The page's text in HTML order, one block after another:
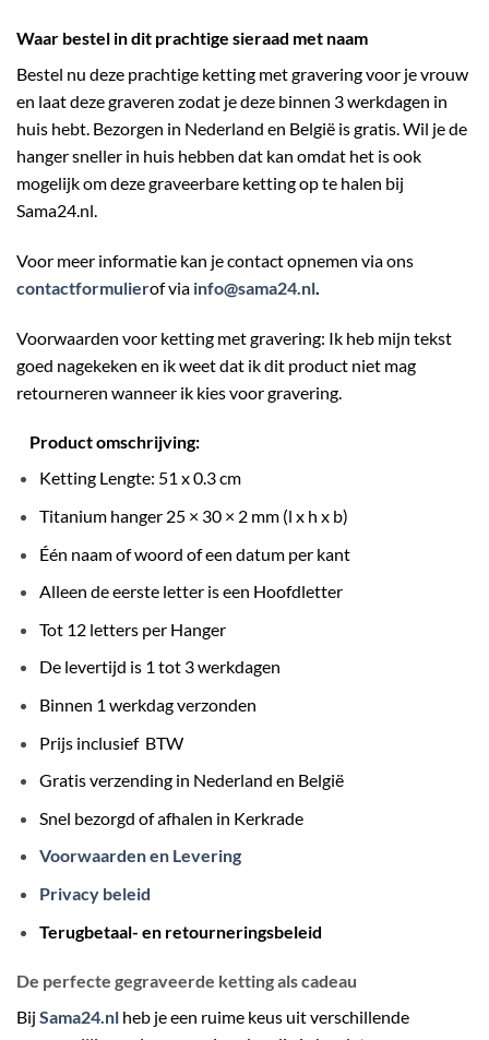
Waar bestel in dit prachtige sieraad met naam
Bestel nu deze prachtige ketting met gravering voor je vrouw
en laat deze graveren zodat je deze binnen 3 werkdagen in
huis hebt. Bezorgen in Nederland en België is gratis. Wil je de
hanger sneller in huis hebben dat kan omdat het is ook
mogelijk om deze graveerbare ketting op te halen bij
Sama24.nl.
Voor meer informatie kan je contact opnemen via ons
contactformulierof via info@sama24.nl.
Voorwaarden voor ketting met gravering: Ik heb mijn tekst
goed nagekeken en ik weet dat ik dit product niet mag
retourneren wanneer ik kies voor gravering.
Product omschrijving:
Ketting Lengte: 51 x 0.3 cm
Titanium hanger 25 × 30 × 2 mm (l x h x b)
Één naam of woord of een datum per kant
Alleen de eerste letter is een Hoofdletter
Tot 12 letters per Hanger
De levertijd is 1 tot 3 werkdagen
Binnen 1 werkdag verzonden
Prijs inclusief BTW
Gratis verzending in Nederland en België
Snel bezorgd of afhalen in Kerkrade
Voorwaarden en Levering
Privacy beleid
Terugbetaal- en retourneringsbeleid
De perfecte gegraveerde ketting als cadeau
Bij Sama24.nl heb je een ruime keus uit verschillende